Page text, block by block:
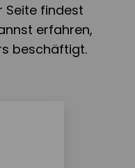
Seite findest
erfahren,
beschäftigt.